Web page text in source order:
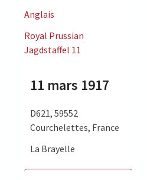
Anglais
Royal Prussian
Jagdstaffel 11
11 mars 1917
D621, 59552
Courchelettes, France
La Brayelle